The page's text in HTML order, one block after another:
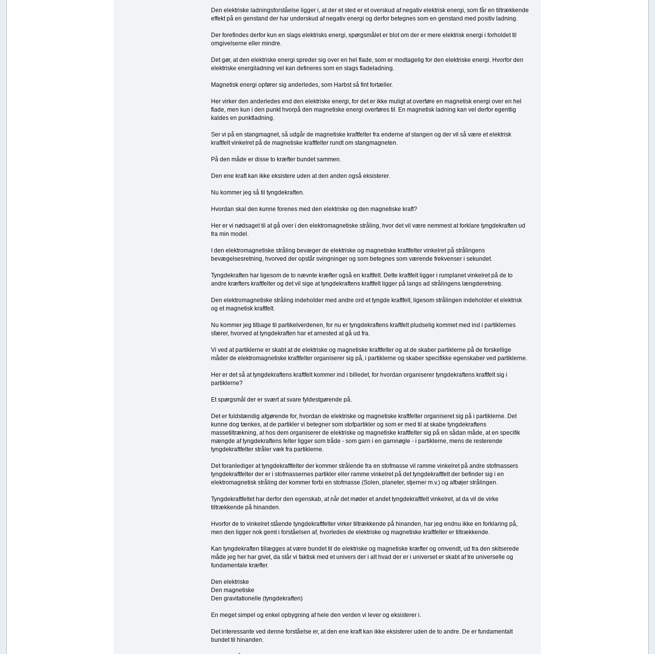
Den elektriske ladningsforståelse ligger i, at der et sted er et overskud af negativ elektrisk energi, som får en tiltrækkende
effekt på en genstand der har underskud af negativ energi og derfor betegnes som en genstand med positiv ladning.
Der forefindes derfor kun en slags elektrisks energi, spørgsmålet er blot om der er mere elektrisk energi i forholdet til
omgivelserne eller mindre.
Det gør, at den elektriske energi spreder sig over en hel flade, som er modtagelig for den elektriske energi. Hvorfor den
elektriske energiladning vel kan defineres som en slags fladeladning.
Magnetisk energi opfører sig anderledes, som Harbst så fint fortæller.
Her virker den anderledes end den elektriske energi, for det er ikke muligt at overføre en magnetisk energi over en hel
flade, men kun i den punkt hvorpå den magnetiske energi overføres til. En magnetisk ladning kan vel derfor egentlig
kaldes en punktladning.
Ser vi på en stangmagnet, så udgår de magnetiske kraftfelter fra enderne af stangen og der vil så være et elektrisk
kraftfelt vinkelret på de magnetiske kraftfelter rundt om stangmagneten.
På den måde er disse to kræfter bundet sammen.
Den ene kraft kan ikke eksistere uden at den anden også eksisterer.
Nu kommer jeg så til tyngdekraften.
Hvordan skal den kunne forenes med den elektriske og den magnetiske kraft?
Her er vi nødsaget til at gå over i den elektromagnetiske stråling, hvor det vil være nemmest at forklare tyngdekraften ud
fra min model.
I den elektromagnetiske stråling bevæger de elektriske og magnetiske kraftfelter vinkelret på strålingens
bevægelsesretning, hvorved der opstår svingninger og som betegnes som værende frekvenser i sekundet.
Tyngdekraften har ligesom de to nævnte kræfter også en kraftfelt. Dette kraftfelt ligger i rumplanet vinkelret på de to
andre kræfters kraftfelter og det vil sige at tyngdekraftens kraftfelt ligger på langs ad strålingens længderetning.
Den elektromagnetiske stråling indeholder med andre ord et tyngde kraftfelt, ligesom strålingen indeholder et elektrisk
og et magnetisk kraftfelt.
Nu kommer jeg tilbage til partikelverdenen, for nu er tyngdekraftens kraftfelt pludselig kommet med ind i partiklernes
sfærer, hvorved at tyngdekraften har et arnested at gå ud fra.
Vi ved at partiklerne er skabt at de elektriske og magnetiske kraftfelter og at de skaber partiklerne på de forskellige
måder de elektromagnetiske kraftfelter organiserer sig på, i partiklerne og skaber specifikke egenskaber ved partiklerne.
Her er det så at tyngdekraftens kraftfelt kommer ind i billedet, for hvordan organiserer tyngdekraftens kraftfelt sig i
partiklerne?
Et spørgsmål der er svært at svare fyldestgørende på.
Det er fuldstændig afgørende for, hvordan de elektriske og magnetiske kraftfelter organiseret sig på i partiklerne. Det
kunne dog tænkes, at de partikler vi betegner som stofpartikler og som er med til at skabe tyngdekraftens
massetiltrækning, at hos dem organiserer de elektriske og magnetiske kraftfelter sig på en sådan måde, at en specifik
mængde af tyngdekraftens felter ligger som tråde - som garn i en garnnøgle - i partiklerne, mens de resterende
tyngdekraftfelter stråler væk fra partiklerne.
Det foranlediger at tyngdekraftfelter der kommer strålende fra en stofmasse vil ramme vinkelret på andre stofmassers
tyngdekraftfelter der er i stofmassernes partikler eller ramme vinkelret på det tyngdekraftfelt der befinder sig i en
elektromagnetisk stråling der kommer forbi en stofmasse (Solen, planeter, stjerner m.v.) og afbøjer strålingen.
Tyngdekraftfeltet har derfor den egenskab, at når det møder et andet tyngdekraftfelt vinkelret, at da vil de virke
tiltrækkende på hinanden.
Hvorfor de to vinkelret stående tyngdekraftfelter virker tiltrækkende på hinanden, har jeg endnu ikke en forklaring på,
men den ligger nok gemt i forståelsen af, hvorledes de elektriske og magnetiske kraftfelter er tiltrækkende.
Kan tyngdekraften tillægges at være bundet til de elektriske og magnetiske kræfter og omvendt, ud fra den skitserede
måde jeg her har givet, da står vi faktisk med et univers der i alt hvad der er i universet er skabt af tre universelle og
fundamentale kræfter.
Den elektriske
Den magnetiske
Den gravitationelle (tyngdekraften)
En meget simpel og enkel opbygning af hele den verden vi lever og eksisterer i.
Det interessante ved denne forståelse er, at den ene kraft kan ikke eksisterer uden de to andre. De er fundamentalt
bundet til hinanden.